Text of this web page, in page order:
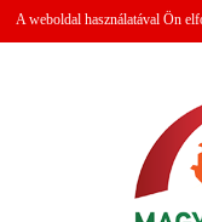
A weboldal használatával Ön